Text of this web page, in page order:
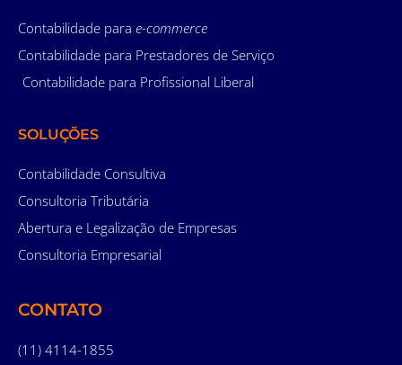
Contabilidade para e-commerce
Contabilidade para Prestadores de Serviço
Contabilidade para Profissional Liberal
SOLUÇÕES
Contabilidade Consultiva
Consultoria Tributária
Abertura e Legalização de Empresas
Consultoria Empresarial
CONTATO
(11) 4114-1855